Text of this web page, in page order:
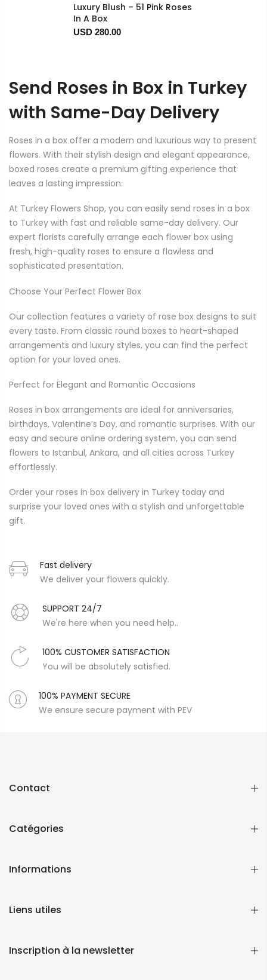
Luxury Blush – 51 Pink Roses
In A Box
USD 280.00
Send Roses in Box in Turkey
with Same-Day Delivery
Roses in a box offer a modern and luxurious way to present
flowers. With their stylish design and elegant appearance,
boxed roses create a premium gifting experience that
leaves a lasting impression.
At Turkey Flowers Shop, you can easily send roses in a box
to Turkey with fast and reliable same-day delivery. Our
expert florists carefully arrange each flower box using
fresh, high-quality roses to ensure a flawless and
sophisticated presentation.
Choose Your Perfect Flower Box
Our collection features a variety of rose box designs to suit
every taste. From classic round boxes to heart-shaped
arrangements and luxury styles, you can find the perfect
option for your loved ones.
Perfect for Elegant and Romantic Occasions
Roses in box arrangements are ideal for anniversaries,
birthdays, Valentine’s Day, and romantic surprises. With our
easy and secure online ordering system, you can send
flowers to Istanbul, Ankara, and all cities across Turkey
effortlessly.
Order your roses in box delivery in Turkey today and
surprise your loved ones with a stylish and unforgettable
gift.
Fast delivery
We deliver your flowers quickly.
SUPPORT 24/7
We're here when you need help..
100% CUSTOMER SATISFACTION
You will be absolutely satisfied.
100% PAYMENT SECURE
We ensure secure payment with PEV
Contact
Catégories
Informations
Liens utiles
Inscription à la newsletter